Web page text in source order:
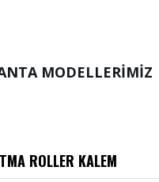
MODELLERIMIZ
ROLLER KALEM